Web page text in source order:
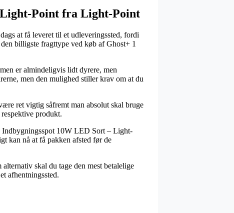
Light-Point fra Light-Point
at få leveret til et udleveringssted, fordi
billigste fragttype ved køb af Ghost+ 1
er almindeligvis lidt dyrere, men
men den mulighed stiller krav om at du
ret vigtig såfremt man absolut skal bruge
produkt.
Indbygningsspot 10W LED Sort – Light-
kan nå at få pakken afsted før de
skal du tage den mest betalelige
afhentningssted.